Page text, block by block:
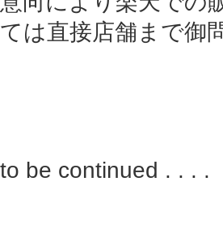
ては直接店舗まで御
to be continued . . . .